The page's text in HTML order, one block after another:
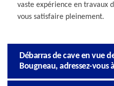
vaste expérience en travaux
vous satisfaire pleinement.
Débarras de cave en vue
Bougneau, adressez-vous